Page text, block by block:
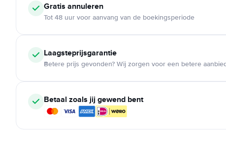
Gratis annuleren
Tot 48 uur voor aanvang van de boekingsperiode
Laagsteprijsgarantie
Betere prijs gevonden? Wij zorgen voor een betere
Betaal zoals jij gewend bent